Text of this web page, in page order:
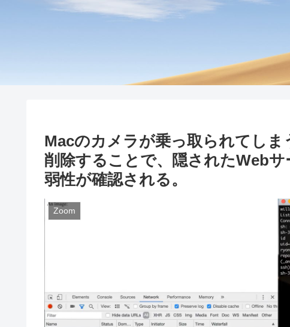
Macのカメラが乗っ取られてし
削除することで、隠されたWeb
弱性が確認される。
Zoom